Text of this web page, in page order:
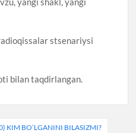
stsenariysi
bilan taqdirlangan.
KIM BO’LGANINI BILASIZMI?